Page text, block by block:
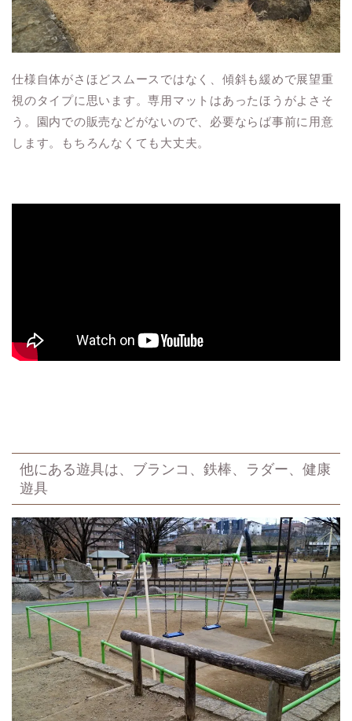
仕様自体がさほどスムースではなく、傾斜も緩めで展望重
視のタイプに思います。専用マットはあったほうがよさそ
う。園内での販売などがないので、必要ならば事前に用意
します。もちろんなくても大丈夫。
他にある遊具は、ブランコ、鉄棒、ラダー、健康
遊具